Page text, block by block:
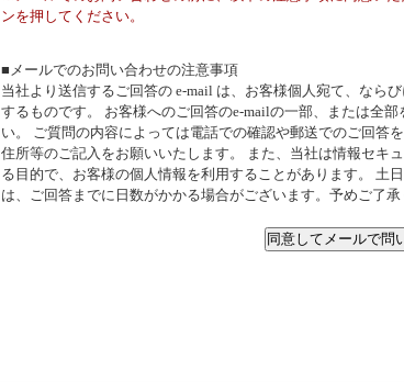
ンを押してください。
■メールでのお問い合わせの注意事項
当社より送信するご回答の e-mail は、お客様個人宛て、なら
するものです。 お客様へのご回答のe-mailの一部、または全
い。 ご質問の内容によっては電話での確認や郵送でのご回答
住所等のご記入をお願いいたします。 また、当社は情報セキ
る目的で、お客様の個人情報を利用することがあります。 土
は、ご回答までに日数がかかる場合がございます。予めご了承